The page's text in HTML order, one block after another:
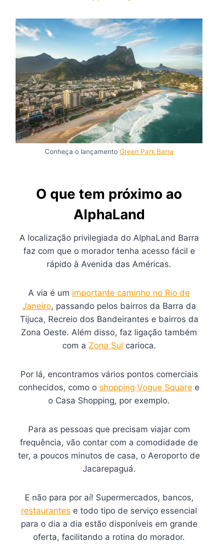
Conheça o lançamento Green Park Barra
O que tem próximo ao
AlphaLand
A localização privilegiada do AlphaLand Barra
faz com que o morador tenha acesso fácil e
rápido à Avenida das Américas.
A via é um importante caminho no Rio de
Janeiro, passando pelos bairros da Barra da
Tijuca, Recreio dos Bandeirantes e bairros da
Zona Oeste. Além disso, faz ligação também
com a Zona Sul carioca.
Por lá, encontramos vários pontos comerciais
conhecidos, como o shopping Vogue Square e
o Casa Shopping, por exemplo.
Para as pessoas que precisam viajar com
frequência, vão contar com a comodidade de
ter, a poucos minutos de casa, o Aeroporto de
Jacarepaguá.
E não para por aí! Supermercados, bancos,
restaurantes e todo tipo de serviço essencial
para o dia a dia estão disponíveis em grande
oferta, facilitando a rotina do morador.